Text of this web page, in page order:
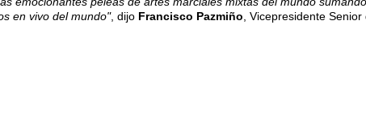
en vivo del mundo", dijo Francisco Pazmiño , Vicepresidente